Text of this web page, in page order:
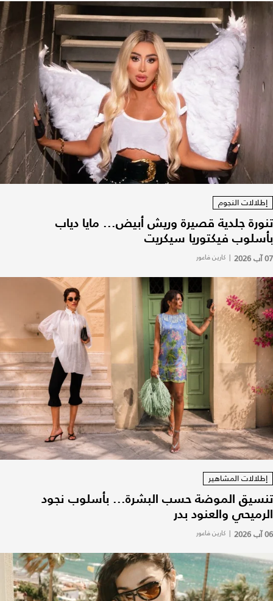
إطلالات النجوم
تنورة جلدية قصيرة وريش أبيض... مايا دياب
بأسلوب فيكتوريا سيكريت
07 آب 2026 | كارين فاعور
إطلالات المشاهير
تنسيق الموضة حسب البشرة... بأسلوب نجود
الرميحي والعنود بدر
06 آب 2026 | كارين فاعور